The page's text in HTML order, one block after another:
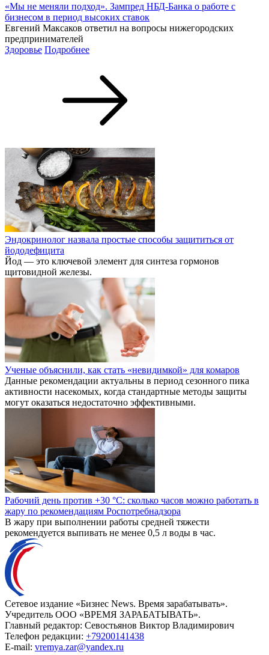
«Мы не меняли подход». Зампред НБД-Банка о работе с
бизнесом в период высоких ставок
Евгений Максаков ответил на вопросы нижегородских
предпринимателей
Здоровье Подробнее
Эндокринолог назвала простые способы защититься от
йододефицита
Йод — это ключевой элемент для синтеза гормонов
щитовидной железы.
Ученые объяснили, как стать «невидимкой» для комаров
Данные рекомендации актуальны в период сезонного пика
активности насекомых, когда стандартные методы защиты
могут оказаться недостаточно эффективными.
Рабочий день против +30 °C: сколько часов можно работать в
жару по рекомендациям Роспотребнадзора
В жару при выполнении работы средней тяжести
рекомендуется выпивать не менее 0,5 л воды в час.
Сетевое издание «Бизнес News. Время зарабатывать».
Учредитель ООО «ВРЕМЯ ЗАРАБАТЫВАТЬ».
Главный редактор: Севостьянов Виктор Владимирович
Телефон редакции: +79200141438
E-mail: vremya.zar@yandex.ru